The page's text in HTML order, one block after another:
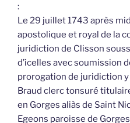
:
Le 29 juillet 1743 après
apostolique et royal de la
juridiction de Clisson
d’icelles avec soumission
prorogation de juridiction y
Braud clerc tonsuré
en Gorges aliàs de Saint
Egeons paroisse de